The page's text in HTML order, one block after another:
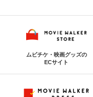
ムビチケ・映画グッズの
ECサイト